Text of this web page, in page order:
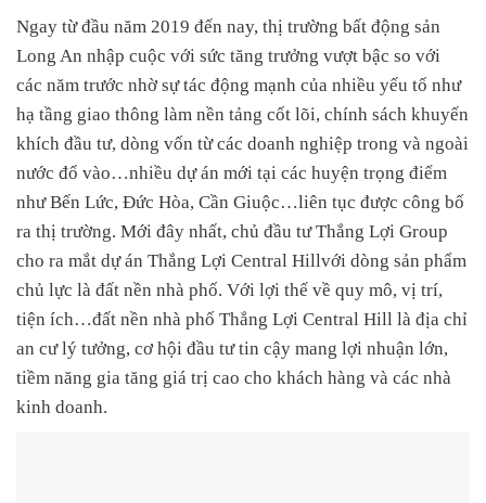
Ngay từ đầu năm 2019 đến nay, thị trường bất động sản
Long An nhập cuộc với sức tăng trưởng vượt bậc so với
các năm trước nhờ sự tác động mạnh của nhiều yếu tố như
hạ tầng giao thông làm nền tảng cốt lõi, chính sách khuyến
khích đầu tư, dòng vốn từ các doanh nghiệp trong và ngoài
nước đổ vào…nhiều dự án mới tại các huyện trọng điểm
như Bến Lức, Đức Hòa, Cần Giuộc…liên tục được công bố
ra thị trường. Mới đây nhất, chủ đầu tư Thắng Lợi Group
cho ra mắt dự án Thắng Lợi Central Hillvới dòng sản phẩm
chủ lực là đất nền nhà phố. Với lợi thế về quy mô, vị trí,
tiện ích…đất nền nhà phố Thắng Lợi Central Hill là địa chỉ
an cư lý tưởng, cơ hội đầu tư tin cậy mang lợi nhuận lớn,
tiềm năng gia tăng giá trị cao cho khách hàng và các nhà
kinh doanh.